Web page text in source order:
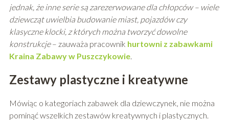
jednak, że inne serie są zarezerwowane dla chłopców – wiele
dziewcząt uwielbia budowanie miast, pojazdów czy
klasyczne klocki, z których można tworzyć dowolne
konstrukcje– zauważa pracownik hurtowni z zabawkami
Kraina Zabawy w Puszczykowie.
Zestawy plastyczne i kreatywne
Mówiąc o kategoriach zabawek dla dziewczynek, nie można
pominąć wszelkich zestawów kreatywnych i plastycznych.